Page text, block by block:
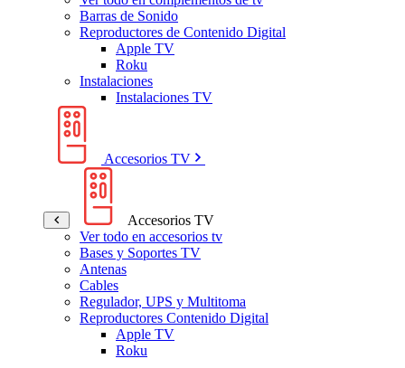
Barras de Sonido
Reproductores de Contenido Digital
Apple TV
Roku
Instalaciones
Instalaciones TV
Accesorios TV
Accesorios TV
Ver todo en accesorios tv
Bases y Soportes TV
Antenas
Cables
Regulador, UPS y Multitoma
Reproductores Contenido Digital
Apple TV
Roku